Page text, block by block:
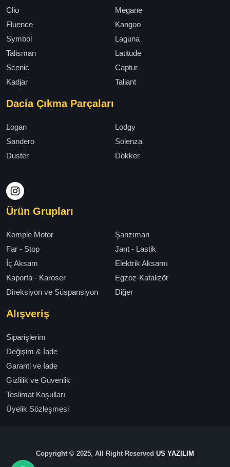
Clio
Megane
Fluence
Kangoo
Symbol
Laguna
Talisman
Latitude
Scenic
Captur
Kadjar
Taliant
Dacia Çıkma Parçaları
Logan
Lodgy
Sandero
Solenza
Duster
Dokker
Ürün Grupları
Komple Motor
Şanzıman
Far - Stop
Jant - Lastik
İç Aksam
Elektrik Aksamı
Kaporta - Karoser
Egzoz-Katalizör
Direksiyon ve Süspansiyon
Diğer
Alışveriş
Siparişlerim
Değişim & İade
Garanti ve İade
Gizlilik ve Güvenlik
Teslimat Koşulları
Üyelik Sözleşmesi
Copyright © 2025, All Right Reserved US YAZILIM